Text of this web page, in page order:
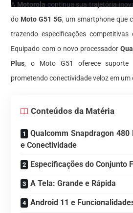
A Motorola continua sua trajetória
do Moto G51 5G, um smartphone que
trazendo especificações
Equipado com o novo processador
Plus, o Moto G51 oferece suporte
prometendo conectividade veloz em
Conteúdos da Matéria
Qualcomm Snapdragon 480
e Conectividade
Especificações do Conjunto
A Tela: Grande e Rápida
Android 11 e